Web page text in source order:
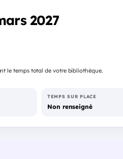
2027
le temps total de votre bibliothèque.
TEMPS SUR PLACE
Non renseigné